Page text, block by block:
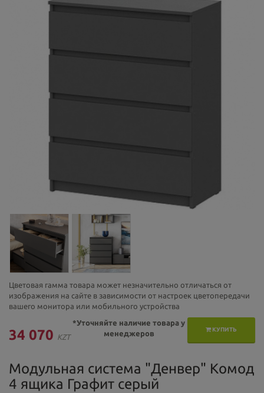
Цветовая гамма товара может незначительно отличаться от
изображения на сайте в зависимости от настроек цветопередачи
вашего монитора или мобильного устройства
34 070 KZT
КУПИТЬ
*Уточняйте наличие товара у
менеджеров
Модульная система "Денвер" Комод
4 ящика Графит серый